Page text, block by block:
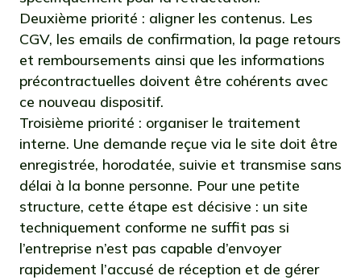
Deuxième priorité : aligner les contenus. Les
CGV, les emails de confirmation, la page retours
et remboursements ainsi que les informations
précontractuelles doivent être cohérents avec
ce nouveau dispositif.
Troisième priorité : organiser le traitement
interne. Une demande reçue via le site doit être
enregistrée, horodatée, suivie et transmise sans
délai à la bonne personne. Pour une petite
structure, cette étape est décisive : un site
techniquement conforme ne suffit pas si
l’entreprise n’est pas capable d’envoyer
rapidement l’accusé de réception et de gérer